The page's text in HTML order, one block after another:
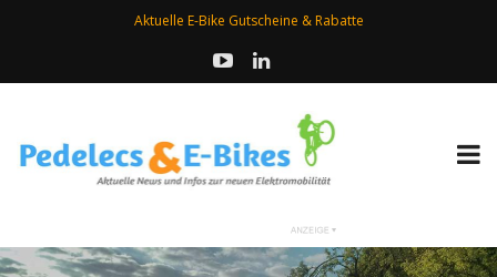
Aktuelle E-Bike Gutscheine & Rabatte